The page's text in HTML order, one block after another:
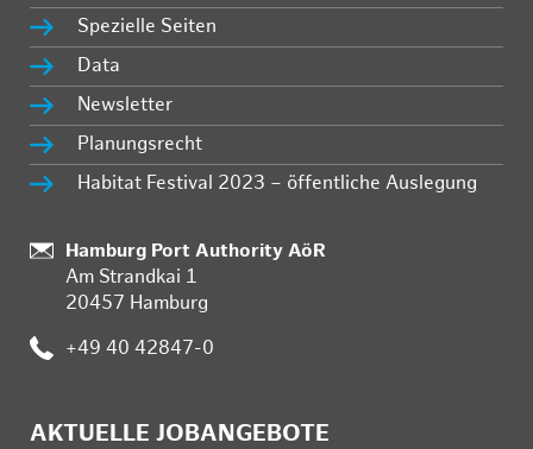
Spezielle Seiten
Data
Newsletter
Planungsrecht
Habitat Festival 2023 – öffentliche Auslegung
:
Hamburg Port Authority AöR
Am Strandkai 1
20457 Hamburg
: +49 40 42847-0
AKTUELLE JOBANGEBOTE